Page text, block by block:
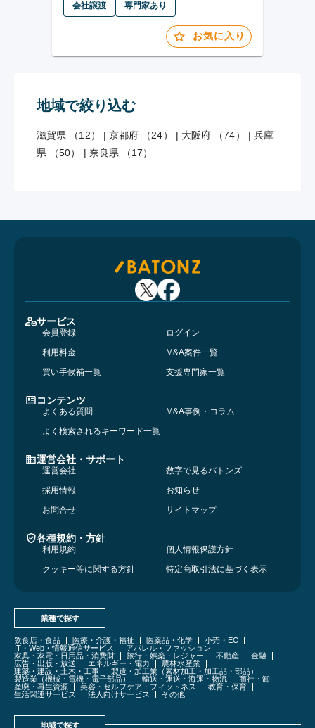
会社譲渡 専門家あり
お気に入り
地域で絞り込む
滋賀県 （12） | 京都府 （24） | 大阪府 （74） | 兵庫
県 （50）
| 奈良県 （17）
サービス
会員登録
ログイン
利用料金
M&A案件一覧
買い手候補一覧
支援専門家一覧
コンテンツ
よくある質問
M&A事例・コラム
よく検索されるキーワード一覧
運営会社・サポート
運営会社
数字で見るバトンズ
採用情報
お知らせ
お問合せ
サイトマップ
各種規約・方針
利用規約
個人情報保護方針
クッキー等に関する方針
特定商取引法に基づく表示
業種で探す
飲食店・食品 医療・介護・福祉 医薬品・化学
小売・EC
IT・Web・情報通信サービス
アパレル・ファッション
家具・家電・日用品・消費財
旅行・娯楽・レジャー 不動産
金融
広告・出版・放送
エネルギー・電力
農林水産業
建築・建設・土木・工事
製造・加工業（素材加工・加工品・部品）
製造業（機械・電機・電子部品）
輸送・運送・海運・物流
商社・卸
産廃・再生資源
美容・セルフケア・フィットネス
教育・保育
生活関連サービス
法人向けサービス その他
地域で探す